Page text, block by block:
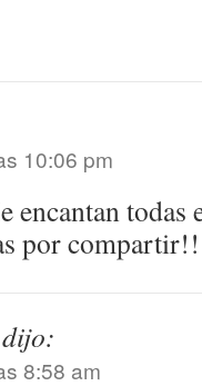
10:06 pm
todas
por
dijo:
8:58 am